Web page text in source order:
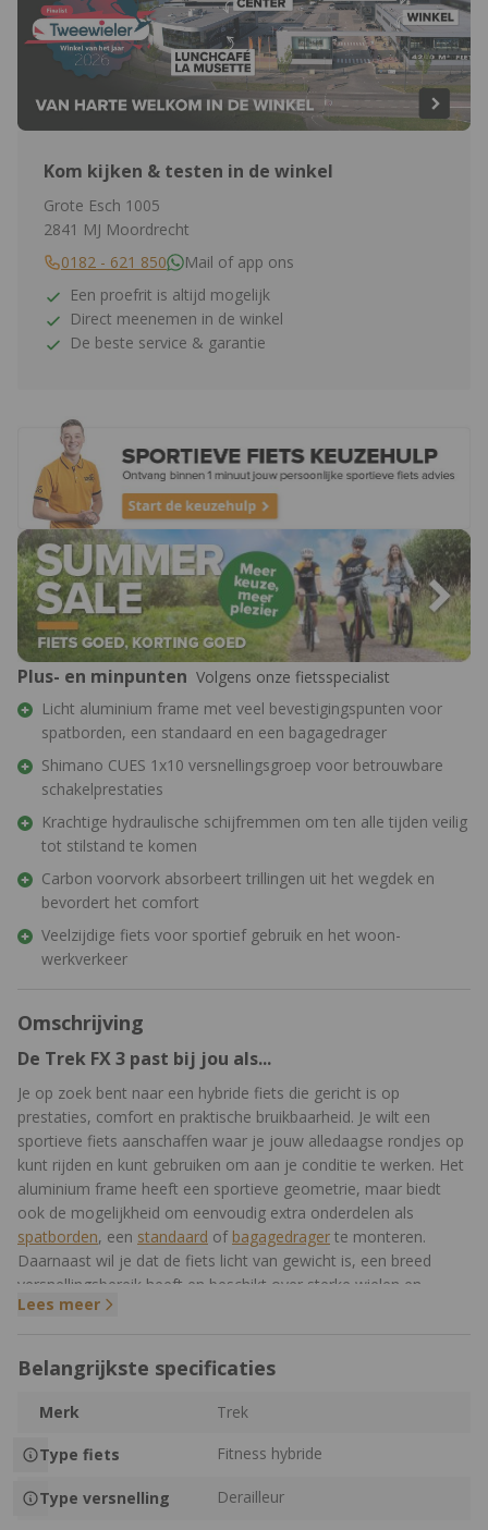
Kom kijken & testen in de winkel
Grote Esch 1005
2841 MJ Moordrecht
0182 - 621 850
Mail of app ons
Een proefrit is altijd mogelijk
Direct meenemen in de winkel
De beste service & garantie
Plus- en minpunten Volgens onze fietsspecialist
Licht aluminium frame met veel bevestigingspunten voor
spatborden, een standaard en een bagagedrager
Shimano CUES 1x10 versnellingsgroep voor betrouwbare
schakelprestaties
Krachtige hydraulische schijfremmen om ten alle tijden veilig
tot stilstand te komen
Carbon voorvork absorbeert trillingen uit het wegdek en
bevordert het comfort
Veelzijdige fiets voor sportief gebruik en het woon-
werkverkeer
Omschrijving
De Trek FX 3 past bij jou als...
Je op zoek bent naar een hybride fiets die gericht is op
prestaties, comfort en praktische bruikbaarheid. Je wilt een
sportieve fiets aanschaffen waar je jouw alledaagse rondjes op
kunt rijden en kunt gebruiken om aan je conditie te werken. Het
aluminium frame heeft een sportieve geometrie, maar biedt
ook de mogelijkheid om eenvoudig extra onderdelen als
spatborden, een standaard of bagagedrager te monteren.
Daarnaast wil je dat de fiets licht van gewicht is, een breed
versnellingsbereik heeft en beschikt over sterke wielen en
remmen.
Wat maakt de Trek FX 3 uniek?
mogelijkheid tot monteren van extra onderdelen maakt de fiets
ook nog eens erg veelzijdig. De FX 3 is uitgerust met
onderdelen van de Shimano CUES groepset, die voor
betrouwbare schakelprestaties zorgen. En met de 1x10 speed
Lees meer
Belangrijkste specificaties
Merk Trek
Type fiets Fitness hybride
Type versnelling Derailleur